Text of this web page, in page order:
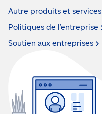
Autre produits et services
Politiques de l’entreprise
Soutien aux entreprises